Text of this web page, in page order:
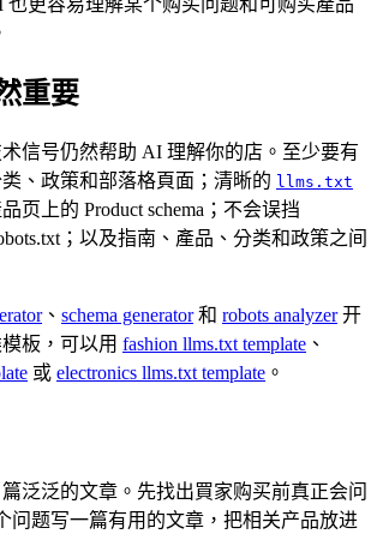
也更容易理解某个购买问题和可购买產品
重要
信号仍然帮助 AI 理解你的店。至少要有
、政策和部落格頁面；清晰的 llms.txt
页上的 Product schema；不会误挡
；以及指南、產品、分类和政策之间
、 schema generator和 robots analyzer开
板，可以用 fashion llms.txt template 、
或 electronics llms.txt template 。
泛泛的文章。先找出買家购买前真正会问
问题写一篇有用的文章，把相关产品放进